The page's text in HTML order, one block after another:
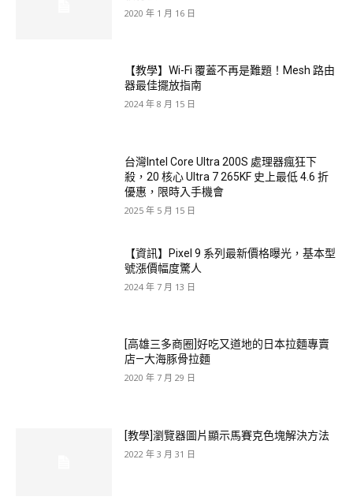
2020 年 1 月 16 日
【教學】Wi-Fi 覆蓋不再是難題！Mesh 路由
器最佳擺放指南
2024 年 8 月 15 日
台灣Intel Core Ultra 200S 處理器瘋狂下
殺，20 核心 Ultra 7 265KF 史上最低 4.6 折
優惠，限時入手機會
2025 年 5 月 15 日
【資訊】Pixel 9 系列最新價格曝光，基本型
號漲價幅度驚人
2024 年 7 月 13 日
[高雄三多商圈]好吃又道地的日本拉麵專賣
店—大海豚骨拉麵
2020 年 7 月 29 日
[教學]瀏覽器圖片顯示馬賽克色塊解決方法
2022 年 3 月 31 日